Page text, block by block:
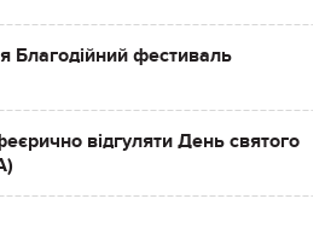
Благодійний фестиваль
відгуляти День святого